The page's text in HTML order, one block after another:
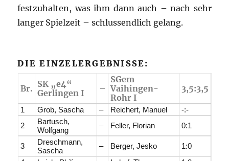
festzuhalten, was ihm dann auch – nach sehr
langer Spielzeit – schlussendlich gelang.
DIE EINZELERGEBNISSE:
Br. SK „e4“
Gerlingen I
–
SGem
Vaihingen-
Rohr I
3,5:3,5
1 Grob, Sascha – Reichert, Manuel
-:-
2
Bartusch,
Wolfgang
– Feller, Florian 0:1
3
Dreschmann,
Sascha
– Berger, Jesko
1:0